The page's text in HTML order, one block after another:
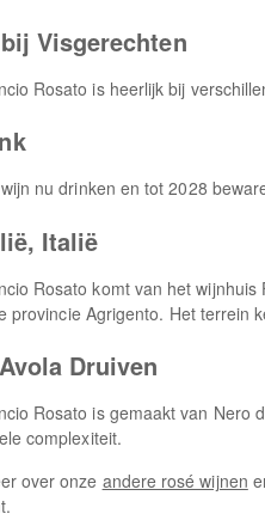
Visgerechten
Rosato is heerlijk bij
nu drinken en tot 2028
Italië
Rosato komt van het
provincie Agrigento. Het terrein
Druiven
Rosato is gemaakt van Nero
complexiteit.
over onze andere rosé wijnen